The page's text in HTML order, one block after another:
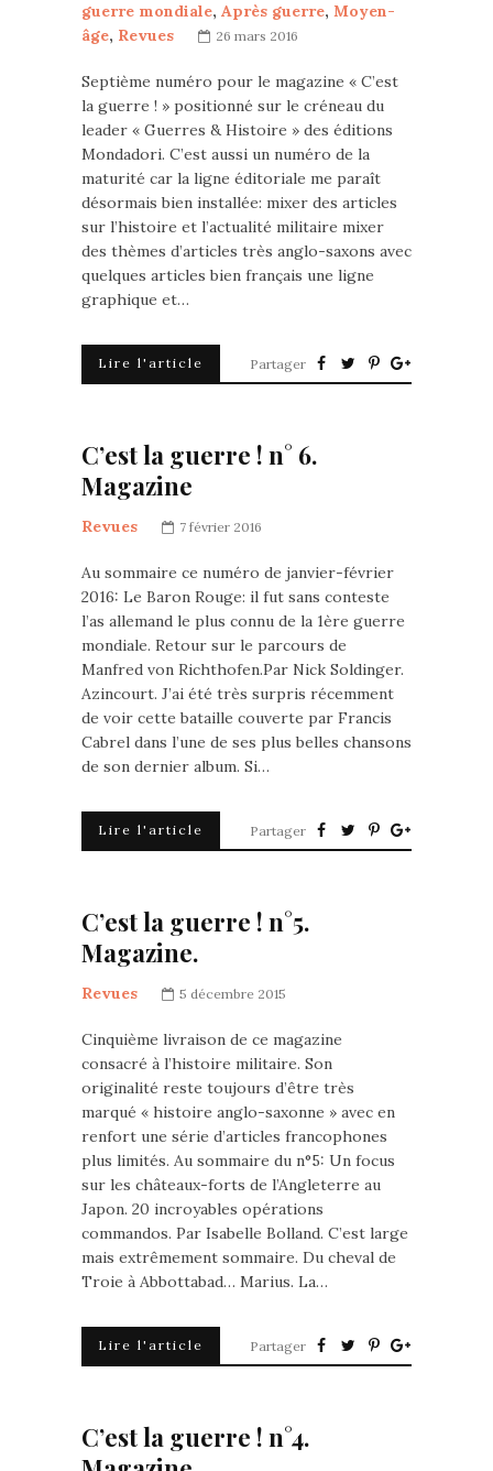
guerre mondiale, Après guerre, Moyen-
âge, Revues 26 mars 2016
Septième numéro pour le magazine « C’est
la guerre ! » positionné sur le créneau du
leader « Guerres & Histoire » des éditions
Mondadori. C’est aussi un numéro de la
maturité car la ligne éditoriale me paraît
désormais bien installée: mixer des articles
sur l’histoire et l’actualité militaire mixer
des thèmes d’articles très anglo-saxons avec
quelques articles bien français une ligne
graphique et…
Lire l'article Partager
C’est la guerre ! n° 6.
Magazine
Revues 7 février 2016
Au sommaire ce numéro de janvier-février
2016: Le Baron Rouge: il fut sans conteste
l’as allemand le plus connu de la 1ère guerre
mondiale. Retour sur le parcours de
Manfred von Richthofen.Par Nick Soldinger.
Azincourt. J’ai été très surpris récemment
de voir cette bataille couverte par Francis
Cabrel dans l’une de ses plus belles chansons
de son dernier album. Si…
Lire l'article Partager
C’est la guerre ! n°5.
Magazine.
Revues 5 décembre 2015
Cinquième livraison de ce magazine
consacré à l’histoire militaire. Son
originalité reste toujours d’être très
marqué « histoire anglo-saxonne » avec en
renfort une série d’articles francophones
plus limités. Au sommaire du n°5: Un focus
sur les châteaux-forts de l’Angleterre au
Japon. 20 incroyables opérations
commandos. Par Isabelle Bolland. C’est large
mais extrêmement sommaire. Du cheval de
Troie à Abbottabad… Marius. La…
Lire l'article Partager
C’est la guerre ! n°4.